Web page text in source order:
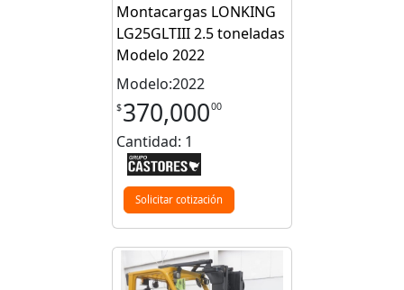
Montacargas LONKING
LG25GLTIII 2.5 toneladas
Modelo 2022
Modelo:2022
$370,00000
Cantidad: 1
Solicitar cotización